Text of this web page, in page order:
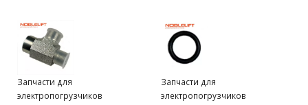
Запчасти для
электропогрузчиков
Запчасти для
электропогрузчиков